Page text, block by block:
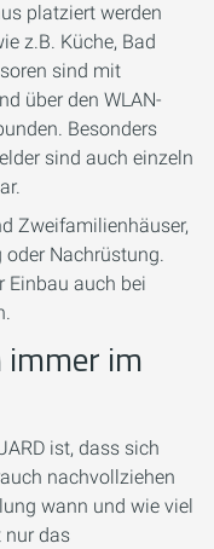
platziert werden
z.B. Küche, Bad
sind mit
über den WLAN-
Besonders
sind auch einzeln
Zweifamilienhäuser,
oder Nachrüstung.
Einbau auch bei
immer im
ist, dass sich
nachvollziehen
wann und wie viel
nur das